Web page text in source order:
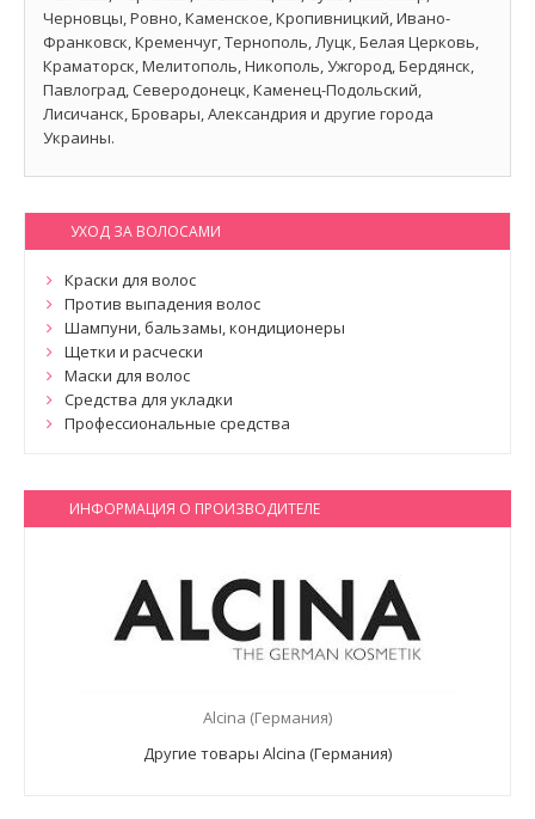
Черновцы, Ровно, Каменское, Кропивницкий, Ивано-
Франковск, Кременчуг, Тернополь, Луцк, Белая Церковь,
Краматорск, Мелитополь, Никополь, Ужгород, Бердянск,
Павлоград, Северодонецк, Каменец-Подольский,
Лисичанск, Бровары, Александрия и другие города
Украины.
УХОД ЗА ВОЛОСАМИ
Краски для волос
Против выпадения волос
Шампуни, бальзамы, кондиционеры
Щетки и расчески
Маски для волос
Средства для укладки
Профессиональные средства
ИНФОРМАЦИЯ О ПРОИЗВОДИТЕЛЕ
Alcina (Германия)
Другие товары Alcina (Германия)